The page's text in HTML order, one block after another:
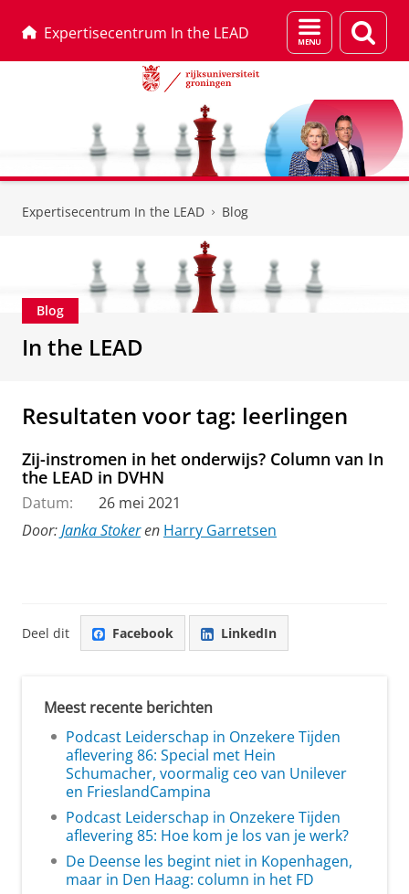
Expertisecentrum In the LEAD
Menu
en
Expertisecentrum In the LEAD Blog
Blog
In the LEAD
Resultaten voor tag: leerlingen
Zij-instromen in het onderwijs? Column van In
the LEAD in DVHN
Datum:
26 mei 2021
Door:Janka Stokeren Harry Garretsen
Deel dit Facebook LinkedIn
Meest recente berichten
Podcast Leiderschap in Onzekere Tijden
aflevering 86: Special met Hein
Schumacher, voormalig ceo van Unilever
en FrieslandCampina
Podcast Leiderschap in Onzekere Tijden
aflevering 85: Hoe kom je los van je werk?
De Deense les begint niet in Kopenhagen,
maar in Den Haag: column in het FD